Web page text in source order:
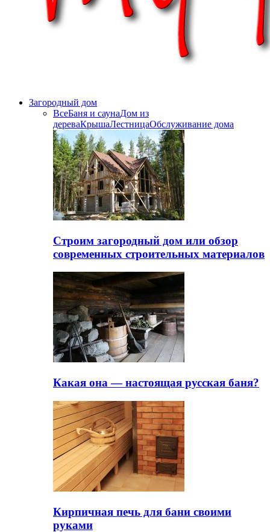
Загородный дом
ВсеБаня и саунаДом из
дереваКрышаЛестницаОбслуживание дома
Строим загородный дом или обзор
современных строительных материалов
Какая она — настоящая русская баня?
Кирпичная печь для бани своими
руками